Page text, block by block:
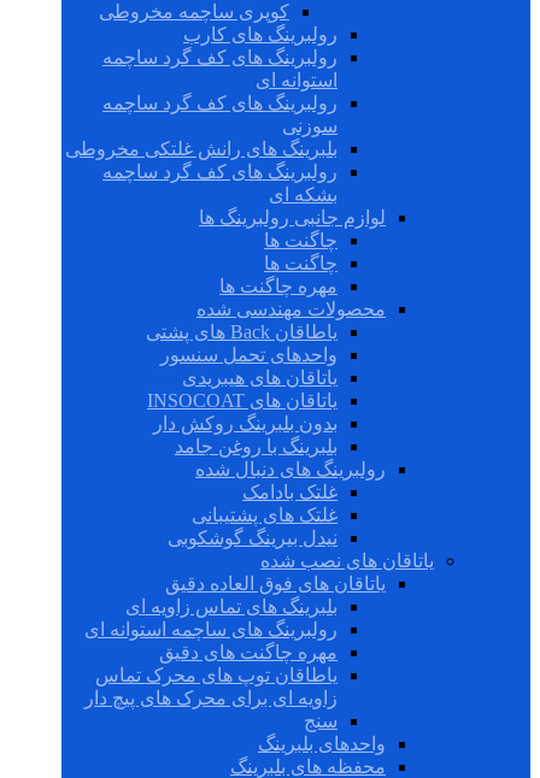
کوپری ساچمه مخروطی
رولبرینگ های کارب
رولبرینگ های کف گرد ساچمه
استوانه ای
رولبرینگ های کف گرد ساچمه
سوزنی
بلبرینگ های رانش غلتکی مخروطی
رولبرینگ های کف گرد ساچمه
بشکه ای
لوازم جانبی رولبرینگ ها
چاگنت ها
چاگنت ها
مهره چاگنت ها
محصولات مهندسی شده
یاطاقان Back های پشتی
واحدهای تحمل سنسور
یاتاقان های هیبریدی
یاتاقان های INSOCOAT
بدون بلبرینگ روکش دار
بلبرینگ با روغن جامد
رولبرینگ های دنبال شده
غلتک بادامک
غلتک های پشتیبانی
نیدل بیرینگ گوشکوبی
یاتاقان های نصب شده
یاتاقان های فوق العاده دقیق
بلبرینگ های تماس زاویه ای
رولبرینگ های ساچمه استوانه ای
مهره چاگنت های دقیق
یاطاقان توپ های محرک تماس
زاویه ای برای محرک های پیچ دار
سنج
واحدهای بلبرینگ
محفظه های بلبرینگ